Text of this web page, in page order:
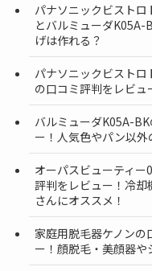
パナソニックビスト
とバルミューダK05A-
げは作れる？
パナソニックビスト
の口コミ評判をレビュ
バルミューダK05A-
ー！人気色やパン以外
オーパスビューティー
評判をレビュー！冷却
さんにオススメ！
家庭用脱毛器ケノンの
ー！顔脱毛・美顔器や